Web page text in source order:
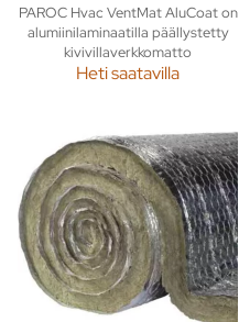
PAROC Hvac VentMat AluCoat on
alumiinilaminaatilla päällystetty
kivivillaverkkomatto
Heti saatavilla